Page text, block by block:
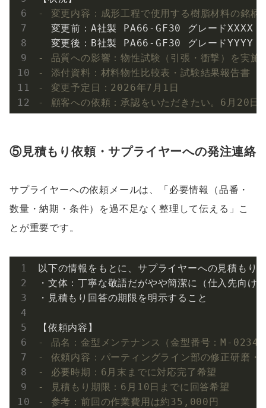
- 変更内容：成形工程で使用する樹脂材料の銘柄
  変更前：A社製 PA66-GF30 グレードXXXX
- 品質への影響：物性試験（引張・衝撃）を実施
- 添付資料：材料物性比較表・試験結果報告書
- 変更予定日：2026年7月1日
- 顧客への依頼：承認をいただきたい。6月20日
⑤見積もり依頼・サプライヤーへの発注連絡
サプライヤーへの依頼メールは、「必要情報（品番・
数量・納期・条件）を過不足なく整理して伝える」こ
とが重要です。
以下の情報をもとに、サプライヤーへの見積もり
・文体：丁寧な敬語だがやや簡潔に（仕入先向け
・見積もり回答の期限を明示すること
- 品名：金型メンテナンス（金型番号：M-0234
- 依頼内容：パーティングライン部の修正研磨・
- 必要時期：6月末までに対応完了希望
- 見積もり期限：6月10日までに回答希望
- 参考：前回の作業費用は約35,000円